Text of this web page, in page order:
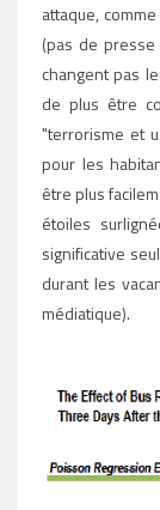
attaque,
(pas de
changent pas
de plus être
"terrorisme et
pour les
être plus
étoiles
significative
durant les
médiatique).